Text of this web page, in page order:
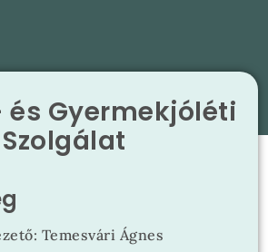
Gyermekjóléti
Szolgálat
Temesvári Ágnes